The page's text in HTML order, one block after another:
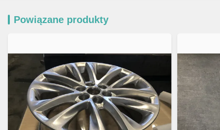
Powiązane produkty